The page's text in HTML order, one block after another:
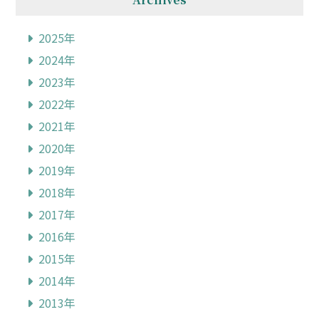
2025年
2024年
2023年
2022年
2021年
2020年
2019年
2018年
2017年
2016年
2015年
2014年
2013年